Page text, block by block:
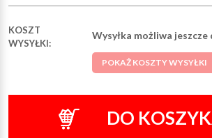
KOSZT
WYSYŁKI:
Wysyłka możliwa jeszcze
POKAŻ KOSZTY WYSYŁKI
DO